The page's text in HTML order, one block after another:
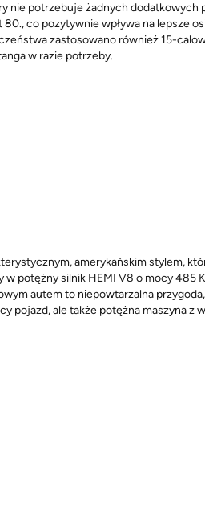
nie potrzebuje żadnych
co pozytywnie wpływa na lepsze
zastosowano również 15-
w razie potrzeby.
amerykańskim stylem,
potężny silnik HEMI V8 o mocy 485
autem to niepowtarzalna
pojazd, ale także potężna maszyna z